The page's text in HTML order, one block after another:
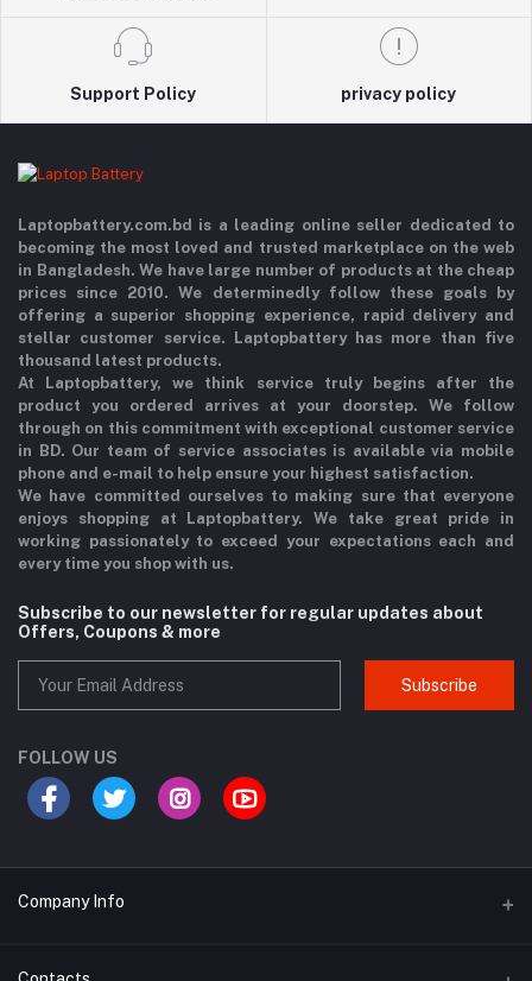
Support Policy privacy policy
Laptopbattery.com.bd is a leading online seller dedicated to
becoming the most loved and trusted marketplace on the web
in Bangladesh. We have large number of products at the cheap
prices since 2010. We determinedly follow these goals by
offering a superior shopping experience, rapid delivery and
stellar customer service. Laptopbattery has more than five
thousand latest products.
At Laptopbattery, we think service truly begins after the
product you ordered arrives at your doorstep. We follow
through on this commitment with exceptional customer service
in BD. Our team of service associates is available via mobile
phone and e-mail to help ensure your highest satisfaction.
We have committed ourselves to making sure that everyone
enjoys shopping at Laptopbattery. We take great pride in
working passionately to exceed your expectations each and
every time you shop with us.
Subscribe to our newsletter for regular updates about
Offers, Coupons & more
Subscribe
FOLLOW US
Company Info
Why Buy From Us?